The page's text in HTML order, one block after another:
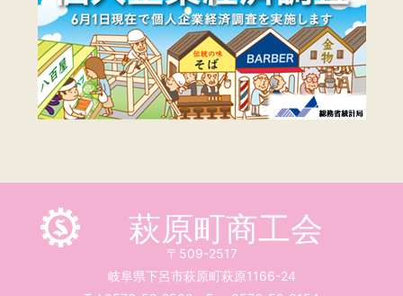
萩原町商工会
〒509-2517
岐阜県下呂市萩原町萩原1166-24